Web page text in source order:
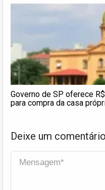
Governo de SP oferece
para compra da casa
Deixe um comentário